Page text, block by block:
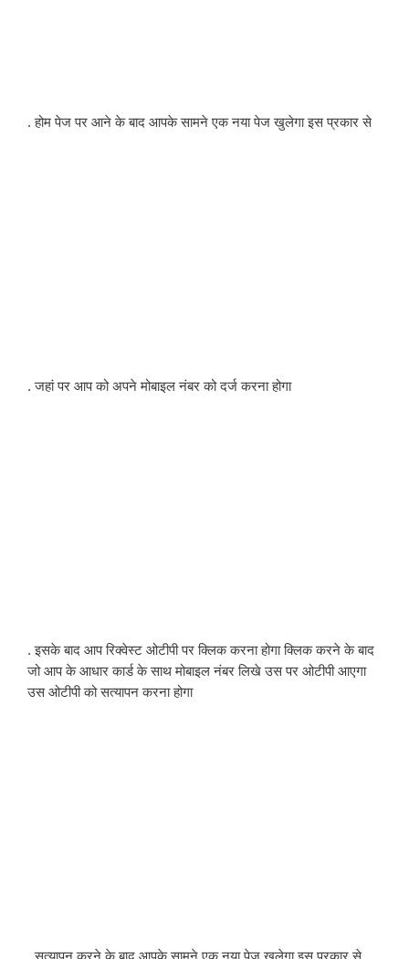
. होम पेज पर आने के बाद आपके सामने एक नया पेज खुलेगा इस प्रकार से
. जहां पर आप को अपने मोबाइल नंबर को दर्ज करना होगा
. इसके बाद आप रिक्वेस्ट ओटीपी पर क्लिक करना होगा क्लिक करने के बाद
जो आप के आधार कार्ड के साथ मोबाइल नंबर लिखे उस पर ओटीपी आएगा
उस ओटीपी को सत्यापन करना होगा